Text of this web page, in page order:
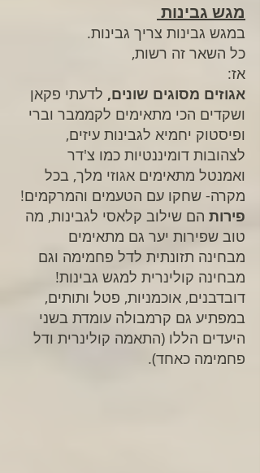
מגש גבינות
במגש גבינות צריך גבינות.
כל השאר זה רשות,
אז:
אגוזים מסוגים שונים, לדעתי פקאן
ושקדים הכי מתאימים לקממבר וברי
ופיסטוק יחמיא לגבינות עיזים,
לצהובות דומיננטיות כמו צ'דר
ואמנטל מתאימים אגוזי מלך, בכל
מקרה- שחקו עם הטעמים והמרקמים!
פירות הם שילוב קלאסי לגבינות, מה
טוב שפירות יער גם מתאימים
מבחינה תזונתית לדל פחמימה וגם
מבחינה קולינרית למגש גבינות!
דובדבנים, אוכמניות, פטל ותותים,
במפתיע גם קרמבולה עומדת בשני
היעדים הללו (התאמה קולינרית ודל
פחמימה כאחד).